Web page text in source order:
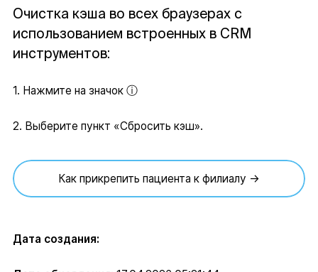
Очистка кэша во всех браузерах с
использованием встроенных в CRM
инструментов:
1. Нажмите на значок ⓘ
2. Выберите пункт «Сбросить кэш».
Как прикрепить пациента к филиалу →
Дата создания: